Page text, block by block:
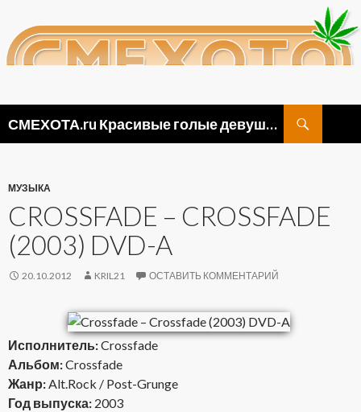
СМЕХОТА.ru Красивые голые девушки, прикольные картинки ню и видео приколы
МУЗЫКА
CROSSFADE – CROSSFADE
(2003) DVD-A
20.10.2012 KRIL21 ОСТАВИТЬ КОММЕНТАРИЙ
Исполнитель:Crossfade
Альбом:Crossfade
Жанр:Alt.Rock / Post-Grunge
Год выпуска: 2003